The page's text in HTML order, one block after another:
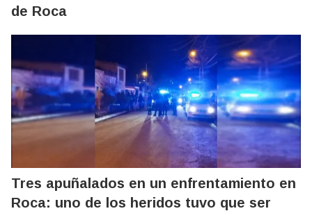
de Roca
Tres apuñalados en un enfrentamiento en
Roca: uno de los heridos tuvo que ser